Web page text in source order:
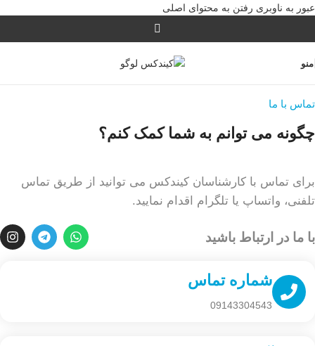
عبور به ناوبری رفتن به محتوای اصلی
منو
تماس با ما
چگونه می توانم به شما کمک کنم؟
برای تماس با کارشناسان کیندکس می توانید از طریق تماس
تلفنی، واتساپ یا تلگرام اقدام نمایید.
با ما در ارتباط باشید
شماره تماس
09143304543